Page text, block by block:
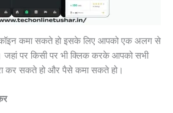
कमा सकते हो इसके लिए आपको एक अलग से
जहां पर किसी पर भी क्लिक करके आपको सभी
कर सकते हो और पैसे कमा सकते हो।